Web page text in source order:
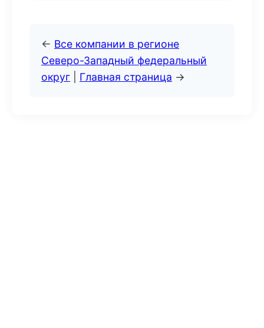
← Все компании в регионе
Северо-Западный федеральный
округ
Главная страница →